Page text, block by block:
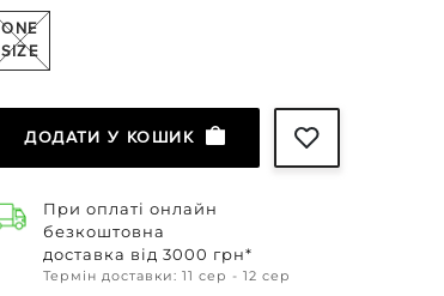
ONE
SIZE
ДОДАТИ У КОШИК
При оплаті онлайн
безкоштовна
доставка від 3000 грн*
Термін доставки: 11 сер - 12 сер